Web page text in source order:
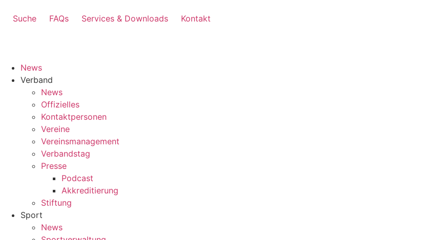
Suche FAQs Services & Downloads Kontakt
News
Verband
News
Offizielles
Kontaktpersonen
Vereine
Vereinsmanagement
Verbandstag
Presse
Podcast
Akkreditierung
Stiftung
Sport
News